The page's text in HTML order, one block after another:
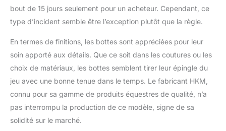
bout de 15 jours seulement pour un acheteur. Cependant, ce
type d’incident semble être l’exception plutôt que la règle.
En termes de finitions, les bottes sont appréciées pour leur
soin apporté aux détails. Que ce soit dans les coutures ou les
choix de matériaux, les bottes semblent tirer leur épingle du
jeu avec une bonne tenue dans le temps. Le fabricant HKM,
connu pour sa gamme de produits équestres de qualité, n’a
pas interrompu la production de ce modèle, signe de sa
solidité sur le marché.